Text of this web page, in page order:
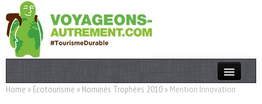
Actualités
Home » Écotourisme » Nominés Trophées 2010 » Mention Innovation